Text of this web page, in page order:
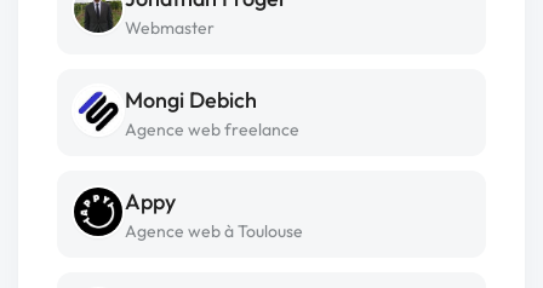
Webmaster
Mongi Debich
Agence web freelance
Appy
Agence web à Toulouse